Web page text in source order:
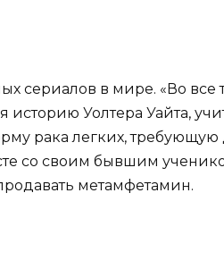
сериалов в мире. «Во все
Уолтера Уайта,
рака легких, требующую
со своим бывшим
метамфетамин.